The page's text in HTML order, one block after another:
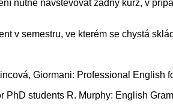
nutné navštěvovat žádný kurz, v
v semestru, ve kterém se chystá
Giormani: Professional English
PhD students R. Murphy: English